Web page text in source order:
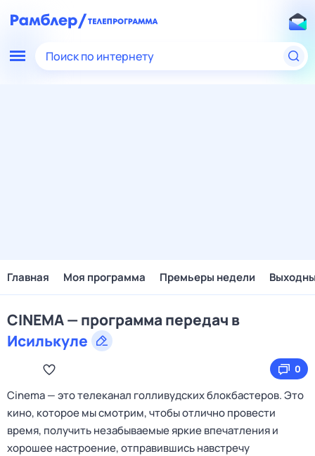
Поиск по интернету
Главная Моя программа Премьеры недели
CINEMA — программа передач в
Исилькуле
0
Cinema — это телеканал голливудских блокбастеров. Это
кино, которое мы смотрим, чтобы отлично провести
время, получить незабываемые яркие впечатления и
хорошее настроение, отправившись навстречу